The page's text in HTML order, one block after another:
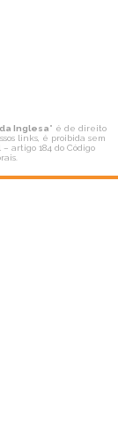
Inglesa" é de direito
links, é proibida sem
artigo 184 do Código